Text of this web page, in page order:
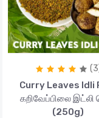
Curry Leaves Idli
கறிவேப்பிலை இட்லி
(250g)